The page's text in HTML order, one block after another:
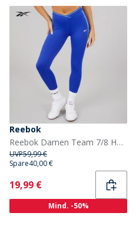
Reebok
Reebok Damen Team 7/8 Hohe Taille Enge Leggings Boundless Blue
UVP59,99 €
Spare40,00 €
Current
19,99 €
Mind. -50%